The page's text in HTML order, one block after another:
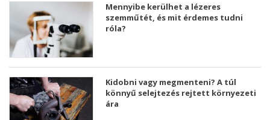
Mennyibe kerülhet a lézeres
szemműtét, és mit érdemes tudni
róla?
Kidobni vagy megmenteni? A túl
könnyű selejtezés rejtett környezeti
ára